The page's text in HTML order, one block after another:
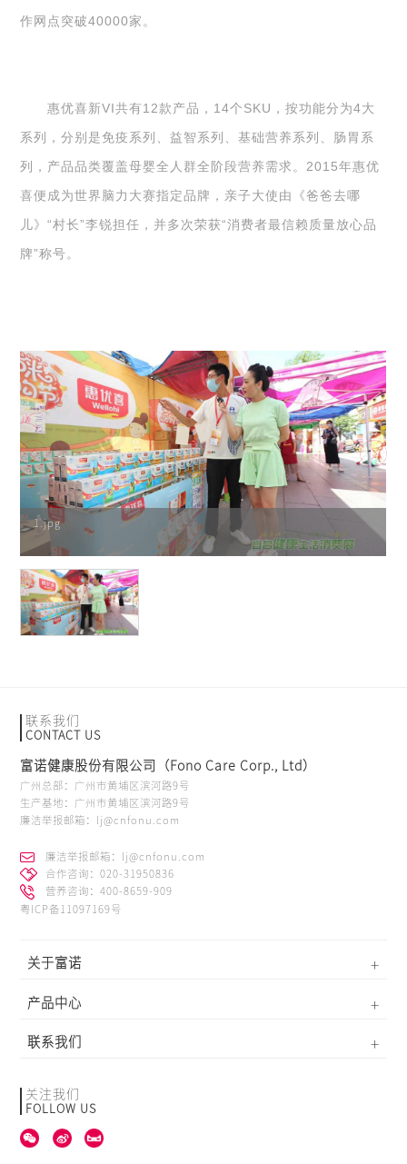
作网点突破40000家。
惠优喜新VI共有12款产品，14个SKU，按功能分为4大
系列，分别是免疫系列、益智系列、基础营养系列、肠胃系
列，产品品类覆盖母婴全人群全阶段营养需求。2015年惠优
喜便成为世界脑力大赛指定品牌，亲子大使由《爸爸去哪
儿》“村长”李锐担任，并多次荣获“消费者最信赖质量放心品
牌”称号。
1.jpg
联系我们
CONTACT US
富诺健康股份有限公司（Fono Care Corp., Ltd）
广州总部：广州市黄埔区滨河路9号
生产基地：广州市黄埔区滨河路9号
廉洁举报邮箱：lj@cnfonu.com
廉洁举报邮箱：lj@cnfonu.com
合作咨询：020-31950836
营养咨询：400-8659-909
粤ICP备11097169号
关于富诺
产品中心
联系我们
关注我们
FOLLOW US